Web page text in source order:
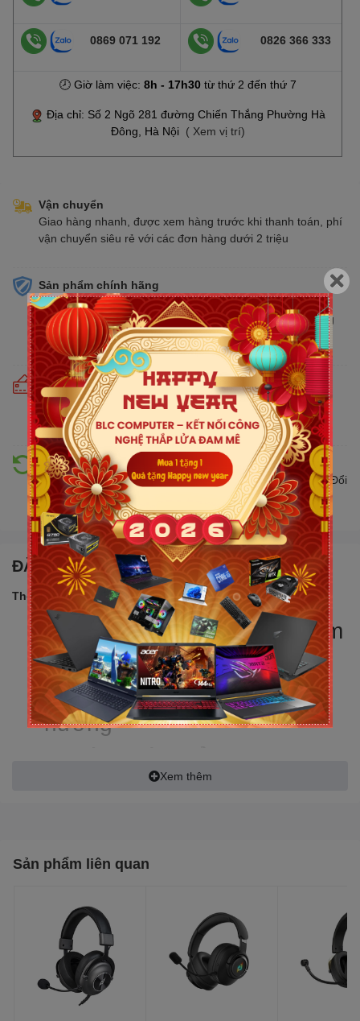
0869 071 192 0826 366 333
🕗 Giờ làm việc: 8h - 17h30từ thứ 2 đến thứ 7
Địa chỉ: Số 2 Ngõ 281 đường Chiến Thắng Phường Hà
Đông, Hà Nội ( Xem vị trí)
Vận chuyển
Giao hàng nhanh, được xem hàng trước khi thanh toán, phí
vận chuyển siêu rẻ với các đơn hàng dưới 2 triệu
Sản phẩm chính hãng
Cam kết bán hàng chính hãng phân phối tại Việt Nam,
chúng tôi tự hào là đại lý chính thức của tất cả các thương
hiệu kinh doanh sản phẩm CNTT trên thị trường
Cam kết giá tốt
Giá tốt hơn từ 10% - 30% so với thị trường. Liên tục cập
nhật giá mới nhất, cạnh tranh
Hỗ trợ đổi trả
Đổi trả hàng lên đến 30 ngày nếu có lỗi do nhà sản xuất. Đổi
trả hàng không cần lý do với mức phí ưu đãi
ĐẶC ĐIỂM NỔI BẬT
Thông số sản phẩm:
Kích thước Micro: Φ5.0×5mm
- Độ nhạy âm: -38±3db
- Hướng bắt âm micro: đa
hướng
- Trở kháng mic: 2.2KΩ
- Dải tần: 20~16000Hz
35mW
- Độ nhạy loa:58±3db
- Chiều dài dây:1.6meters
Xem thêm
Sản phẩm liên quan